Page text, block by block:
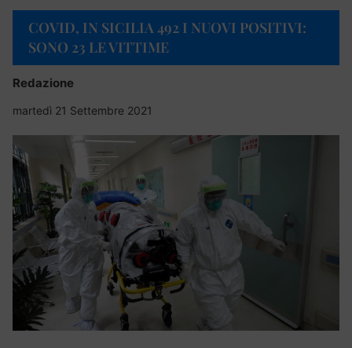
COVID, IN SICILIA 492 I NUOVI POSITIVI:
SONO 23 LE VITTIME
Redazione
martedì 21 Settembre 2021